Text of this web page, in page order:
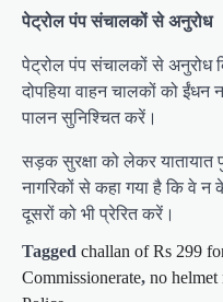
पेट्रोल पंप संचालकों से अनुरोध
पेट्रोल पंप संचालकों से अनुरोध
दोपहिया वाहन चालकों को ईंधन
पालन सुनिश्चित करें।
सड़क सुरक्षा को लेकर यातायात
नागरिकों से कहा गया है कि वे
दूसरों को भी प्रेरित करें।
Tagged challan of Rs 299
Commissionerate, no helmet